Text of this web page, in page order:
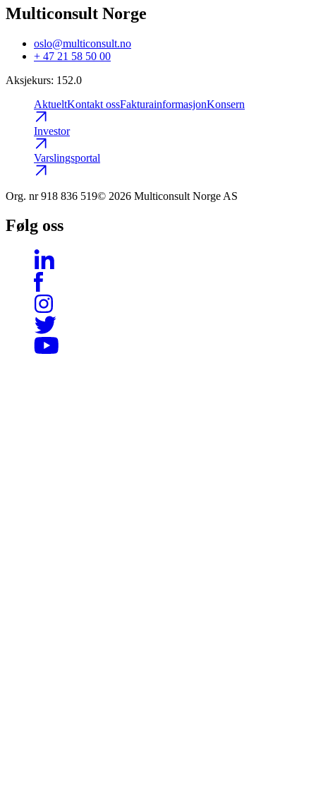
Multiconsult Norge
oslo@multiconsult.no
+ 47 21 58 50 00
Aksjekurs: 152.0
AktueltKontakt ossFakturainformasjonKonsern
Investor
Varslingsportal
Org. nr 918 836 519© 2026 Multiconsult Norge AS
Følg oss